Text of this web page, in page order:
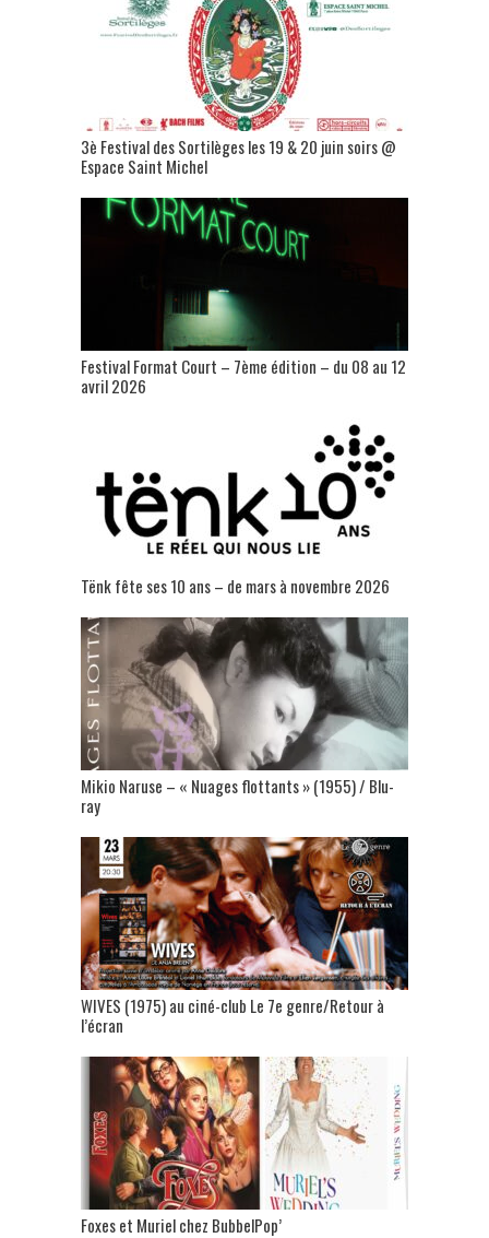
3è Festival des Sortilèges les 19 & 20 juin soirs @
Espace Saint Michel
Festival Format Court – 7ème édition – du 08 au 12
avril 2026
Tënk fête ses 10 ans – de mars à novembre 2026
Mikio Naruse – « Nuages flottants » (1955) / Blu-
ray
WIVES (1975) au ciné-club Le 7e genre/Retour à
l’écran
Foxes et Muriel chez BubbelPop’